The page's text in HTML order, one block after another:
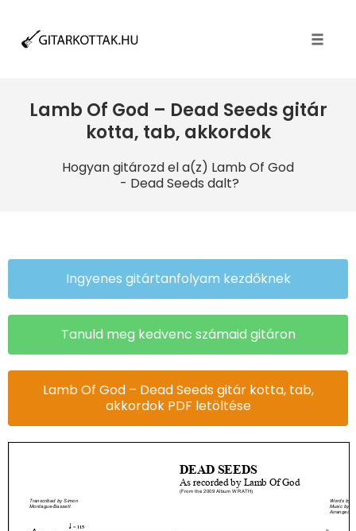
Lamb Of God – Dead Seeds gitár
kotta, tab, akkordok
Hogyan gitározd el a(z) Lamb Of God
- Dead Seeds dalt?
Ingyenes gitártanfolyam kezdőknek
Tanuld meg kedvenc számaid gitáron
Lamb Of God – Dead Seeds gitár kotta, tab,
akkordok PDF letöltése